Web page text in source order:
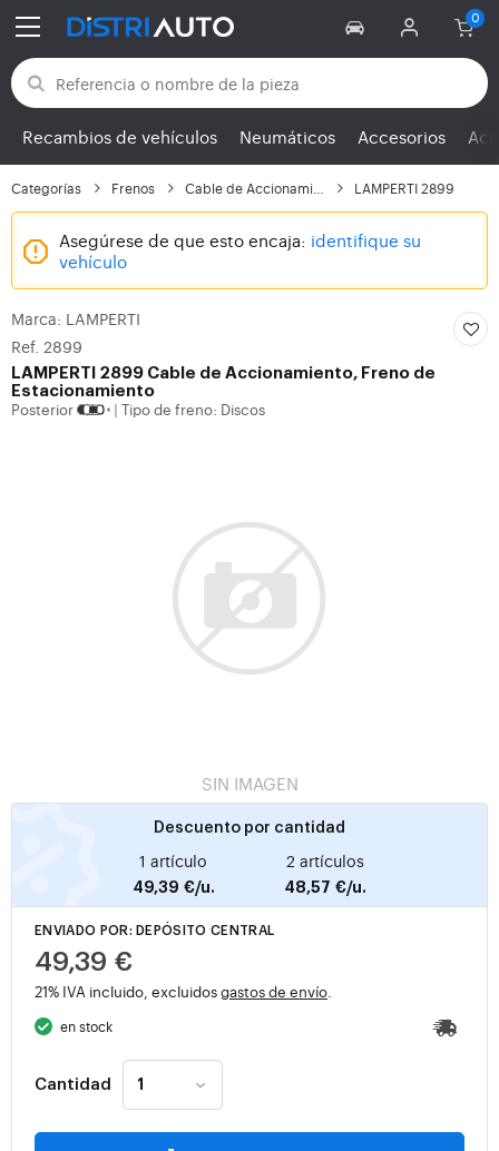
Volver a las categorías
Recambios de vehículos Neumáticos Accesorios
Categorías Frenos LAMPERTI 2899
Asegúrese de que esto encaja: identifique su
vehículo
Marca: LAMPERTI
Ref. 2899
LAMPERTI 2899 Cable de Accionamiento, Freno de
Estacionamiento
Posterior Tipo de freno: Discos
SIN IMAGEN
Descuento por cantidad
1 artículo
49,39 €/u.
2 artículos
48,57 €/u.
ENVIADO POR: DEPÓSITO CENTRAL
49,39 €
21% IVA incluido, excluidosgastos de envío
en stock
Cantidad